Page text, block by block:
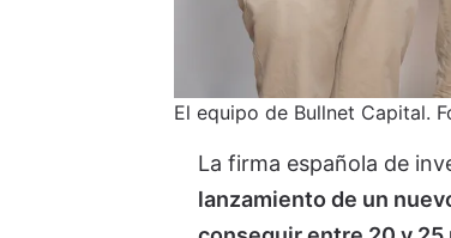
El equipo de Bullnet Capital.
La firma española de
lanzamiento de un